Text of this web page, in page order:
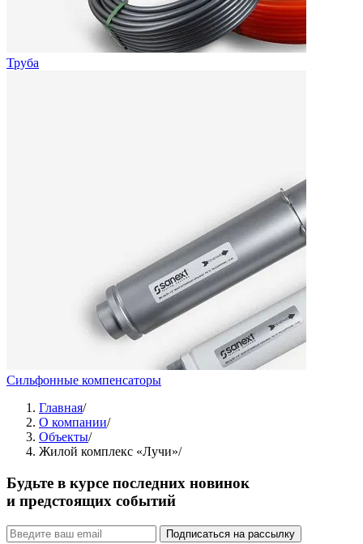
Труба
Сильфонные компенсаторы
Главная/
О компании/
Объекты/
Жилой комплекс «Лучи»/
Будьте в курсе последних новинок
и предстоящих событий
Подписаться на рассылку